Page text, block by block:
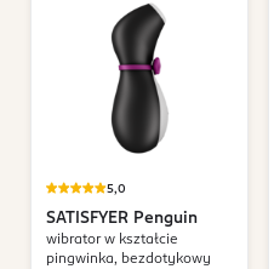
5,0
SATISFYER Penguin
wibrator w kształcie
pingwinka, bezdotykowy